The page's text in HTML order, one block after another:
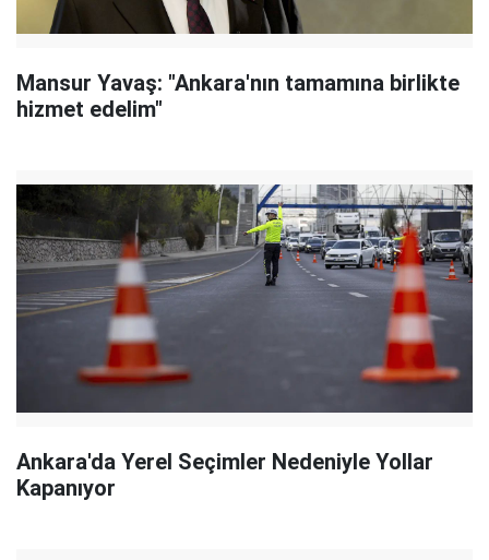
Mansur Yavaş: "Ankara'nın tamamına birlikte
hizmet edelim"
Ankara'da Yerel Seçimler Nedeniyle Yollar
Kapanıyor